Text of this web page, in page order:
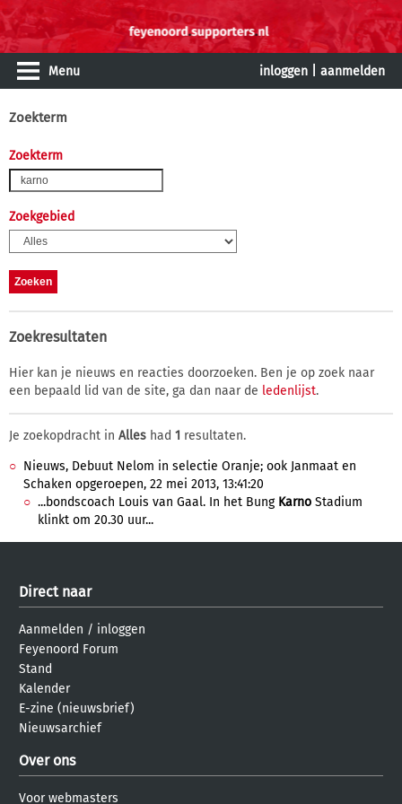
Menu inloggen aanmelden
Zoekterm
Zoekterm
Zoekgebied
Zoekresultaten
Hier kan je nieuws en reacties doorzoeken. Ben je op zoek naar
een bepaald lid van de site, ga dan naar de ledenlijst.
Je zoekopdracht in Alles had 1 resultaten.
Nieuws, Debuut Nelom in selectie Oranje; ook Janmaat en
Schaken opgeroepen, 22 mei 2013, 13:41:20
...bondscoach Louis van Gaal. In het Bung Karno Stadium
klinkt om 20.30 uur...
Direct naar
Aanmelden / inloggen
Feyenoord Forum
Stand
Kalender
E-zine (nieuwsbrief)
Nieuwsarchief
Over ons
Voor webmasters